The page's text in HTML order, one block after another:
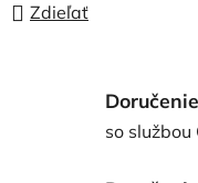
Zdieľať
so službou